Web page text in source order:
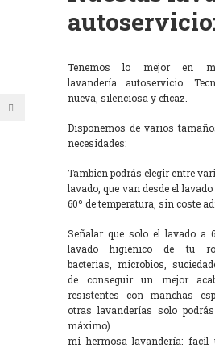
Tenemos lo mejor en
lavandería autoservicio.
nueva, silenciosa y eficaz.
Disponemos de varios
necesidades:
Tambien podrás elegir entre
lavado, que van desde el
60º de temperatura, sin coste
Señalar que solo el lavado a
lavado higiénico de tu
bacterias, microbios,
de conseguir un mejor
resistentes con manchas
otras lavanderías solo
máximo)
mi hermosa lavandería: facil